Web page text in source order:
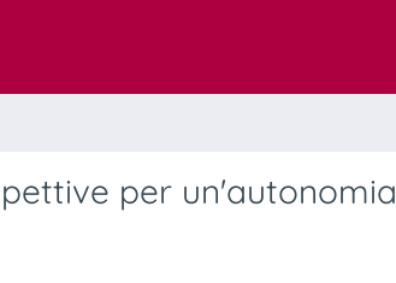
per un'autonomia